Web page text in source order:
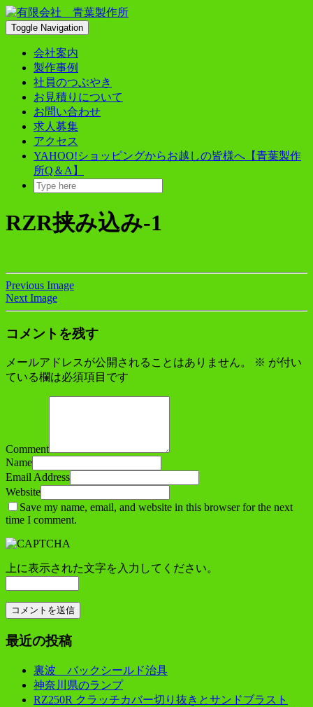
Skip
to
content
Toggle Navigation
会社案内
製作事例
社員のつぶやき
お見積りについて
お問い合わせ
求人募集
アクセス
YAHOO!ショッピングからお越しの皆様へ【青葉製作
所Q＆A】
RZR挟み込み-1
Previous Image
Next Image
コメントを残す
メールアドレスが公開されることはありません。 ※ が付い
ている欄は必須項目です
Comment
Name
Email Address
Website
Save my name, email, and website in this browser for the next
time I comment.
上に表示された文字を入力してください。
最近の投稿
裏波 バックシールド治具
神奈川県のランプ
RZ250R クラッチカバー切り抜きとサンドブラスト